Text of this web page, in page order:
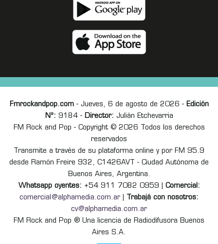
Fmrockandpop.com- Jueves, 6 de agosto de 2026 - Edición
Nº: 9184 - Director: Julián Etchevarria
FM Rock and Pop - Copyright © 2026 Todos los derechos
reservados
Transmite a través de su plataforma online y por FM 95.9
desde Ramón Freire 932, C1426AVT - Ciudad Autónoma de
Buenos Aires, Argentina.
Whatsapp oyentes: +54 911 7082 0959 | Comercial:
comercial@alphamedia.com.ar
Trabajá con nosotros:
cv@alphamedia.com.ar
FM Rock and Pop ® Una licencia de Radiodifusora Buenos
Aires S.A.